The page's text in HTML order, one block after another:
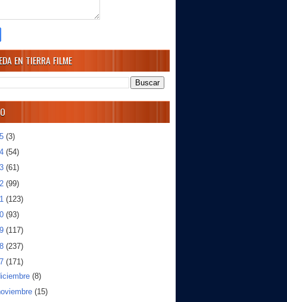
EN TIERRA FILME
(3)
(54)
(61)
(99)
(123)
(93)
(117)
(237)
(171)
(8)
(15)